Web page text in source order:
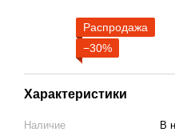
Распродажа
−30%
Характеристики
Наличие
В